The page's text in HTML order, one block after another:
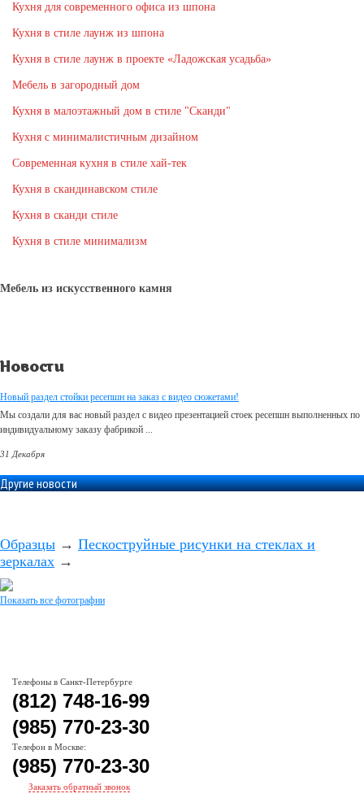
Кухня для современного офиса из шпона
Кухня в стиле лаунж из шпона
Кухня в стиле лаунж в проекте «Ладожская усадьба»
Мебель в загородный дом
Кухня в малоэтажный дом в стиле "Сканди"
Кухня с минималистичным дизайном
Современная кухня в стиле хай-тек
Кухня в скандинавском стиле
Кухня в сканди стиле
Кухня в стиле минимализм
Мебель из искусственного камня
Новости
Новый раздел стойки ресепшн на заказ с видео сюжетами!
Мы создали для вас новый раздел с видео презентацией стоек ресепшн выполненных по
индивидуальному заказу фабрикой ...
31 Декабря
Другие новости
Образцы → Пескоструйные рисунки на стеклах и
зеркалах →
Показать все фотографии
Телефоны в Санкт-Петербурге
(812) 748-16-99
(985) 770-23-30
Телефон в Москве:
(985) 770-23-30
Заказать обратный звонок